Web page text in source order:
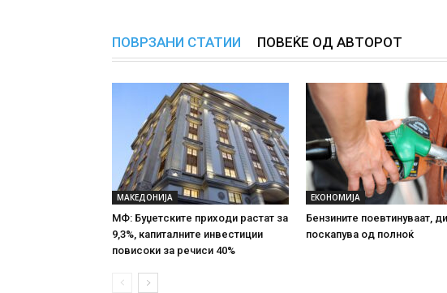
ПОВРЗАНИ СТАТИИ ПОВЕЌЕ ОД АВТОРОТ
МАКЕДОНИЈА
МФ: Буџетските приходи растат за
9,3%, капиталните инвестиции
повисоки за речиси 40%
ЕКОНОМИЈА
Бензините поевтинуваат,
поскапува од полноќ